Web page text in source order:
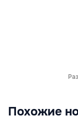
Похожие